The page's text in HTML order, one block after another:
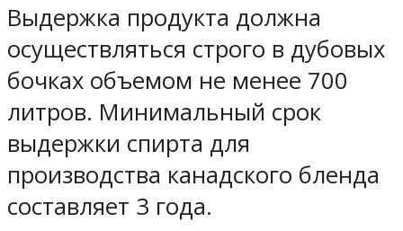
Выдержка продукта должна
осуществляться строго в дубовых
бочках объемом не менее 700
литров. Минимальный срок
выдержки спирта для
производства канадского бленда
составляет 3 года.